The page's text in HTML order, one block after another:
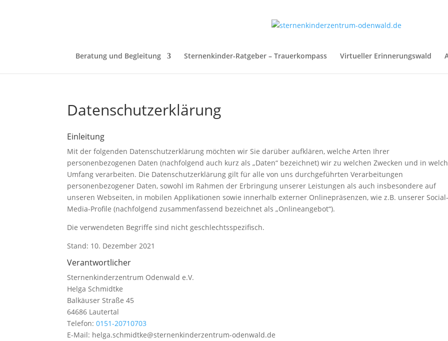
Beratung und Begleitung Sternenkinder-Ratgeber – Trauerkompass Virtueller Erinnerungswald
Datenschutzerklärung
Einleitung
Mit der folgenden Datenschutzerklärung möchten wir Sie darüber aufklären, welche Arten Ihrer
personenbezogenen Daten (nachfolgend auch kurz als „Daten“ bezeichnet) wir zu welchen Zwecken und in
Umfang verarbeiten. Die Datenschutzerklärung gilt für alle von uns durchgeführten Verarbeitungen
personenbezogener Daten, sowohl im Rahmen der Erbringung unserer Leistungen als auch insbesondere auf
unseren Webseiten, in mobilen Applikationen sowie innerhalb externer Onlinepräsenzen, wie z.B. unserer
Media-Profile (nachfolgend zusammenfassend bezeichnet als „Onlineangebot“).
Die verwendeten Begriffe sind nicht geschlechtsspezifisch.
Stand: 10. Dezember 2021
Verantwortlicher
Sternenkinderzentrum Odenwald e.V.
Helga Schmidtke
Balkäuser Straße 45
64686 Lautertal
Telefon:0151-20710703
E-Mail: helga.schmidtke@sternenkinderzentrum-odenwald.de